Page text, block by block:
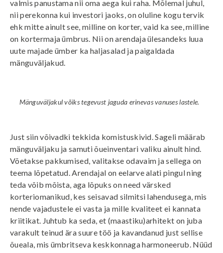
valmis panustama nii oma aega kui raha. Mõlemal juhul,
nii perekonna kui investori jaoks, on oluline kogu tervik
ehk mitte ainult see, milline on korter, vaid ka see, milline
on kortermaja ümbrus. Nii on arendaja ülesandeks luua
uute majade ümber ka haljasalad ja paigaldada
mänguväljakud.
Mänguväljakul võiks tegevust jaguda erinevas vanuses lastele.
Just siin võivadki tekkida komistuskivid. Sageli määrab
mänguväljaku ja samuti õueinventari valiku ainult hind.
Võetakse pakkumised, valitakse odavaim ja sellega on
teema lõpetatud. Arendajal on eelarve alati pingul ning
teda võib mõista, aga lõpuks on need värsked
korteriomanikud, kes seisavad silmitsi lahendusega, mis
nende vajadustele ei vasta ja mille kvaliteet ei kannata
kriitikat. Juhtub ka seda, et (maastiku)arhitekt on juba
varakult teinud ära suure töö ja kavandanud just sellise
õueala, mis ümbritseva keskkonnaga harmoneerub. Nüüd